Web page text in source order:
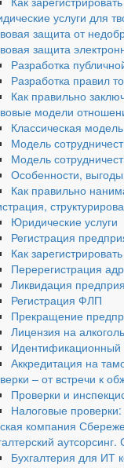
услуги для
защита от
защита
Разработка
Разработка правил
Как правильно
модели
Классическая
Модель
Модель
Особенности,
Как правильно
Юридические услуги
Регистрация
Как
Перерегистрация
Ликвидация
Регистрация ФЛП
Прекращение
Лицензия на алкоголь
Идентификационный
Аккредитация на
– от встречи к
Проверки и
Налоговые
компания
Бухгалтерия для ИТ